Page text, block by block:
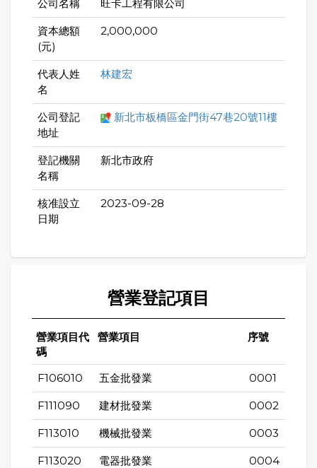
公司名稱 旺卡工程有限公司
資本總額
(元)
2,000,000
代表人姓
名
林建宏
公司登記
地址
新北市板橋區金門街47巷20號11樓
登記機關
名稱
新北市政府
核准設立
日期
2023-09-28
營業登記項目
營業項目代
碼
營業項目 序號
F106010 五金批發業 0001
F111090 建材批發業 0002
F113010 機械批發業 0003
F113020 電器批發業 0004